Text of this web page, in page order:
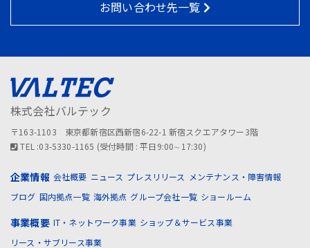
お問い合わせ先一覧
株式会社バルテック
〒163-1103 東京都新宿区西新宿6-22-1 新宿スクエアタワー3階
TEL :03-5330-1165 (受付時間 : 平日9:00∼17:30)
企業情報 会社概要 ニュース プレスリリース
メンテナンス・障害情報
ブログ 国内拠点一覧 海外拠点 グループ会社一覧 ショールーム
事業概要 IT・ネットワーク事業 ショップ＆サービス事業
リース・サブリース事業